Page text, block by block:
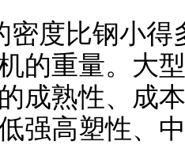
密度比钢小
的重量。大
成熟性、成
强高塑性、